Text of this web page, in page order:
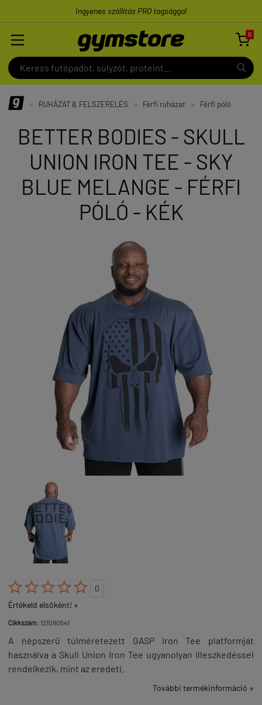
Ingyenes szállítás PRO tagsággal
0

» RUHÁZAT & FELSZERELÉS » Férfi ruházat » Férfi póló
BETTER BODIES - SKULL
UNION IRON TEE - SKY
BLUE MELANGE - FÉRFI
PÓLÓ - KÉK

0
Értékeld elsőként! »
Cikkszám: 121090541
A népszerű túlméretezett GASP Iron Tee platformját
használva a Skull Union Iron Tee ugyanolyan illeszkedéssel
rendelkezik, mint az eredeti.
További termékinformáció »